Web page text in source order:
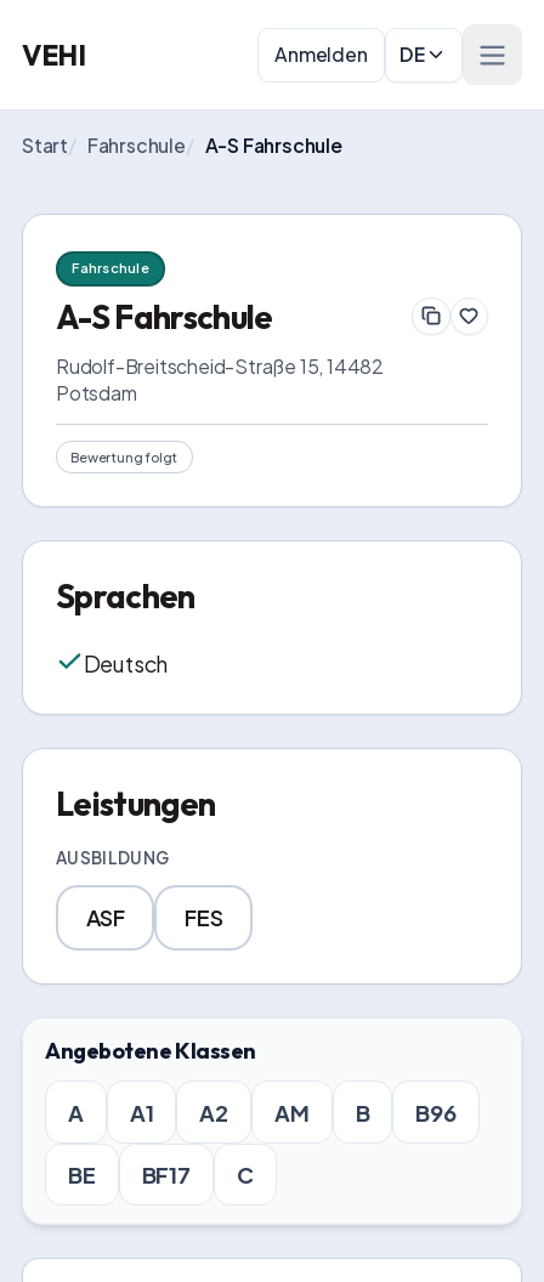
VEHI Anmelden DE
Start/ Fahrschule/ A-S Fahrschule
Fahrschule
A-S Fahrschule
Rudolf-Breitscheid-Straße 15, 14482
Potsdam
Bewertung folgt
Sprachen
Deutsch
Leistungen
AUSBILDUNG
ASF FES
Angebotene Klassen
A A1 A2 AM B B96
BE BF17 C